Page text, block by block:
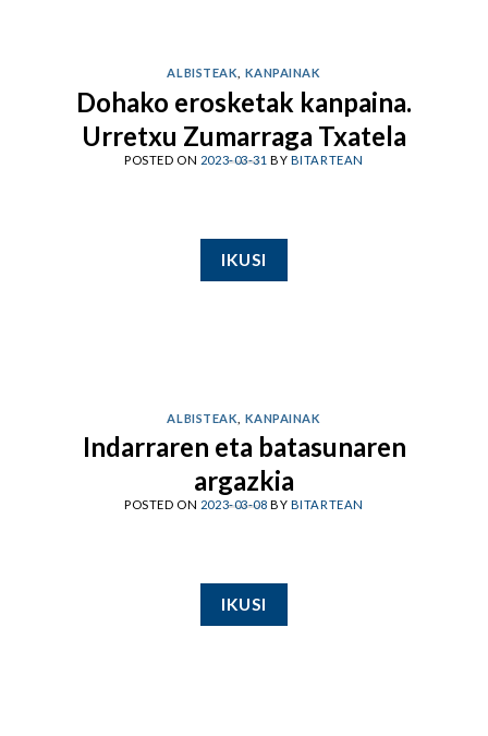
ALBISTEAK KANPAINAK
Dohako erosketak kanpaina.
Urretxu Zumarraga Txatela
POSTED ON 2023-03-31 BY BITARTEAN
IKUSI
ALBISTEAK KANPAINAK
Indarraren eta batasunaren
argazkia
POSTED ON 2023-03-08 BY BITARTEAN
IKUSI